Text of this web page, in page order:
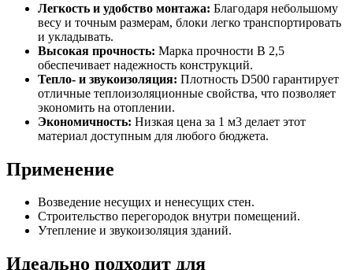
Легкость и удобство монтажа: Благодаря небольшому
весу и точным размерам, блоки легко транспортировать
и укладывать.
Высокая прочность: Марка прочности B 2,5
обеспечивает надежность конструкций.
Тепло- и звукоизоляция: Плотность D500 гарантирует
отличные теплоизоляционные свойства, что позволяет
экономить на отоплении.
Экономичность: Низкая цена за 1 м3 делает этот
материал доступным для любого бюджета.
Применение
Возведение несущих и ненесущих стен.
Строительство перегородок внутри помещений.
Утепление и звукоизоляция зданий.
Идеально подходит для